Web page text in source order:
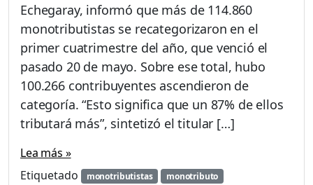
Echegaray, informó que más de 114.860
monotributistas se recategorizaron en el
primer cuatrimestre del año, que venció el
pasado 20 de mayo. Sobre ese total, hubo
100.266 contribuyentes ascendieron de
categoría. “Esto significa que un 87% de ellos
tributará más”, sintetizó el titular […]
Lea más »
Etiquetado
monotributistas
monotributo